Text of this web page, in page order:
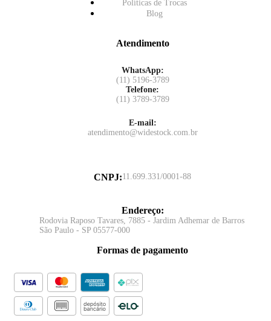
Políticas de Trocas
Blog
Atendimento
WhatsApp:
(11) 5196-3789
Telefone:
(11) 3789-3789
E-mail:
atendimento@widestock.com.br
CNPJ:11.699.331/0001-88
Endereço:
Rodovia Raposo Tavares, 7885 - Jardim Adhemar de Barros
São Paulo - SP 05577-000
Formas de pagamento